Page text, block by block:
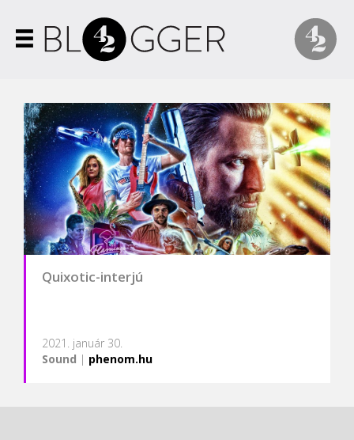
Quixotic-interjú
2021. január 30.
Sound | phenom.hu